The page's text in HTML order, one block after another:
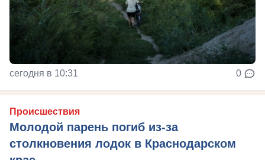
сегодня в 10:31 0
Происшествия
Молодой парень погиб из-за
столкновения лодок в Краснодарском